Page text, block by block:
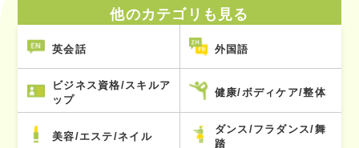
他のカテゴリも見る
英会話 外国語
ビジネス資格/スキルア
ップ
健康/ボディケア/整体
美容/エステ/ネイル
ダンス/フラダンス/舞
踏